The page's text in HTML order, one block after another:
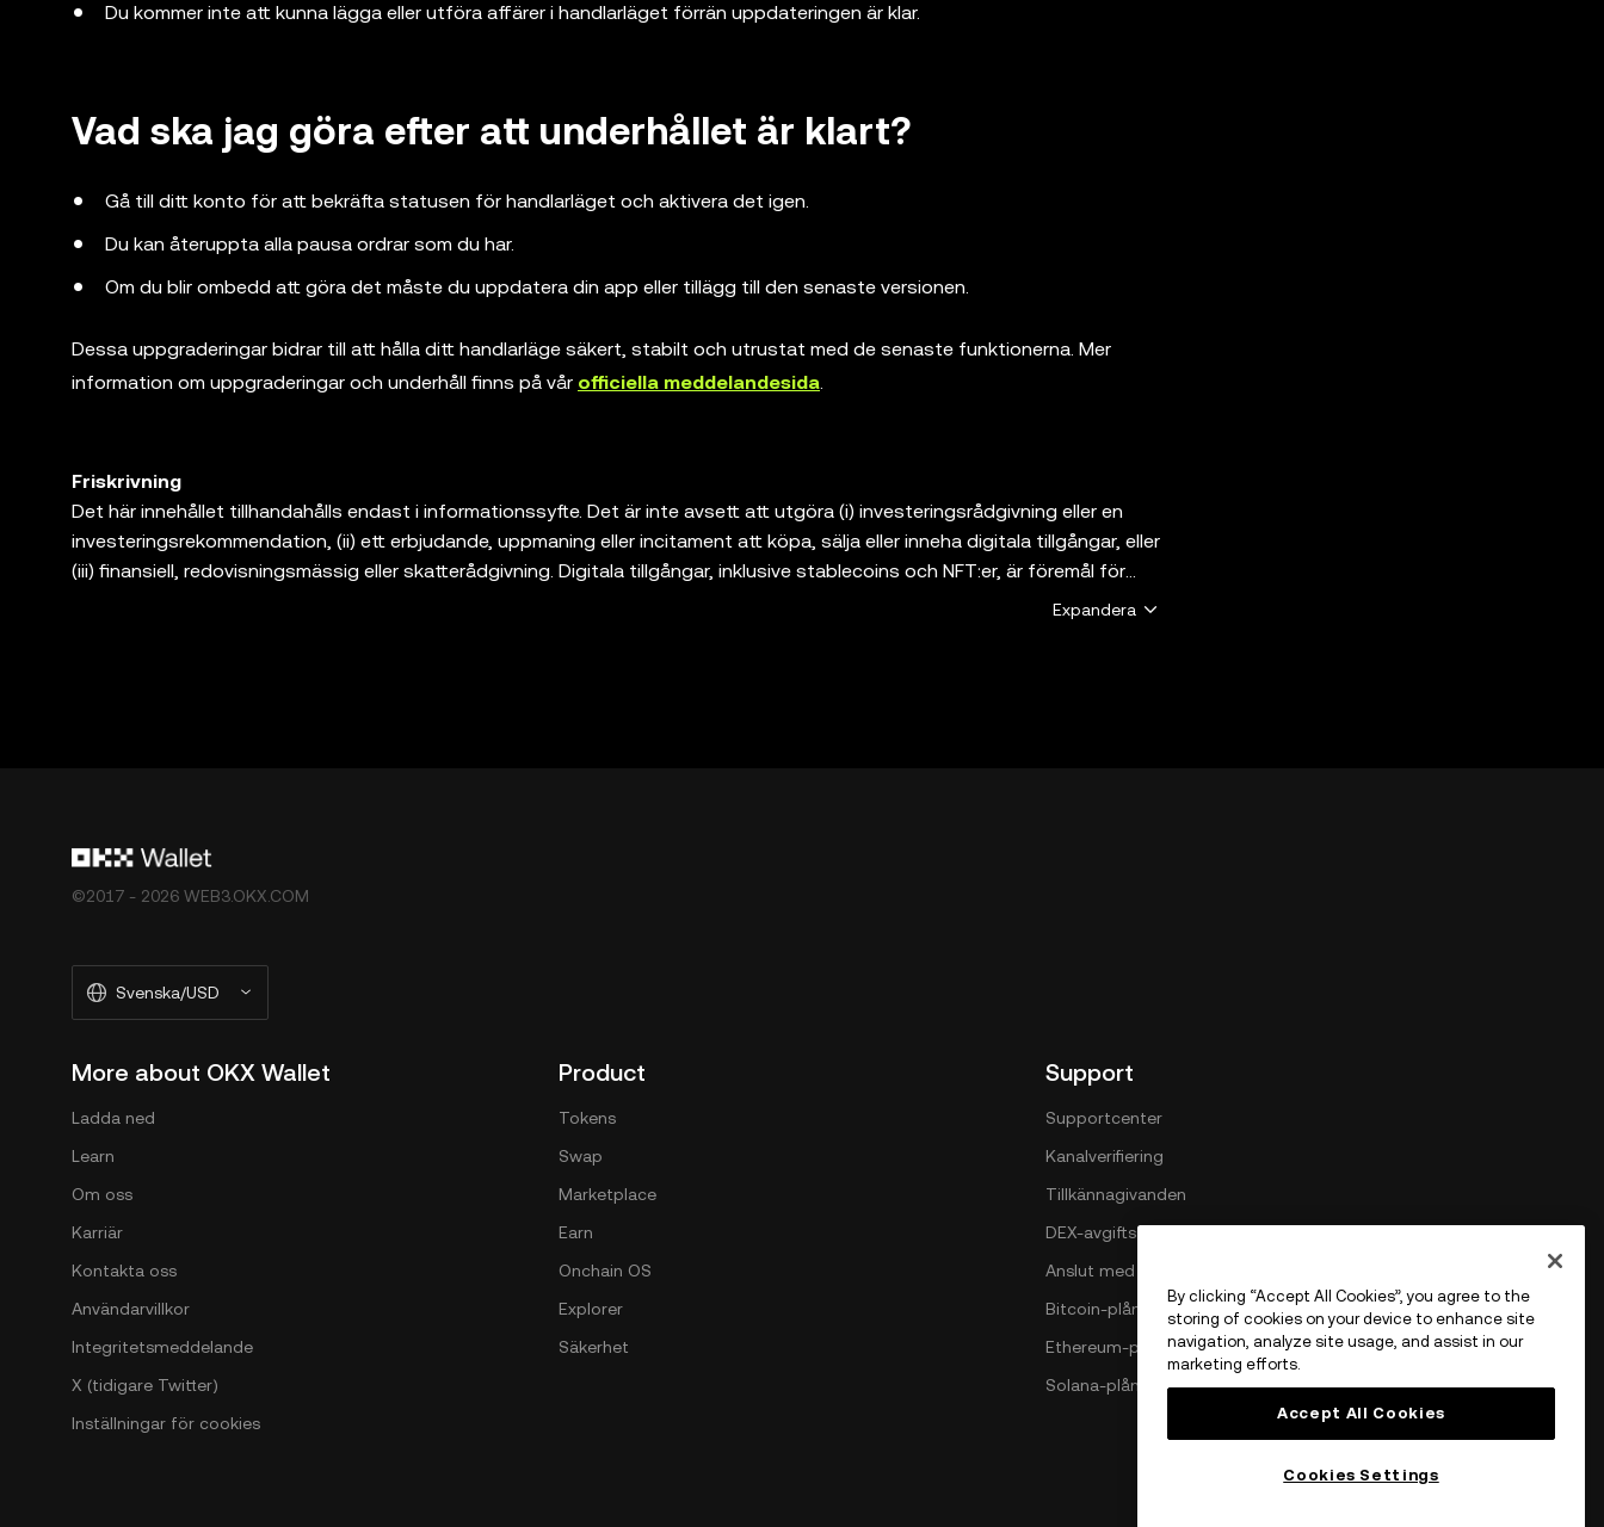
Du kommer inte att kunna lägga eller utföra affärer i handlarläget förrän uppdateringen är klar.
Vad ska jag göra efter att underhållet är klart?
Gå till ditt konto för att bekräfta statusen för handlarläget och aktivera det igen.
Du kan återuppta alla pausa ordrar som du har.
Om du blir ombedd att göra det måste du uppdatera din app eller tillägg till den senaste versionen.
Dessa uppgraderingar bidrar till att hålla ditt handlarläge säkert, stabilt och utrustat med de senaste funktionerna. Mer
information om uppgraderingar och underhåll finns på vår officiella meddelandesida.
Friskrivning
Det här innehållet tillhandahålls endast i informationssyfte. Det är inte avsett att utgöra (i) investeringsrådgivning eller en
investeringsrekommendation, (ii) ett erbjudande, uppmaning eller incitament att köpa, sälja eller inneha digitala tillgångar, eller
(iii) finansiell, redovisningsmässig eller skatterådgivning. Digitala tillgångar, inklusive stablecoins och NFT:er, är föremål för
marknadsvolatilitet, omfattar en hög grad av risk, kan förlora värde och kan till och med bli värdelösa. Rådgör med enExpandera
©2017 - 2026 WEB3.OKX.COM
Svenska/USD
More about OKX Wallet
Ladda ned
Learn
Om oss
Karriär
Kontakta oss
Användarvillkor
Integritetsmeddelande
X (tidigare Twitter)
Inställningar för cookies
Product
Tokens
Swap
Marketplace
Earn
Onchain OS
Explorer
Säkerhet
Support
Supportcenter
Kanalverifiering
Tillkännagivanden
DEX-avgiftsstruktur
Anslut med OKX
Bitcoin-plånbok
Ethereum-plånbok
Solana-plånbok
By clicking “Accept All Cookies”, you agree to the
storing of cookies on your device to enhance site
navigation, analyze site usage, and assist in our
marketing efforts.
Accept All Cookies
Cookies Settings